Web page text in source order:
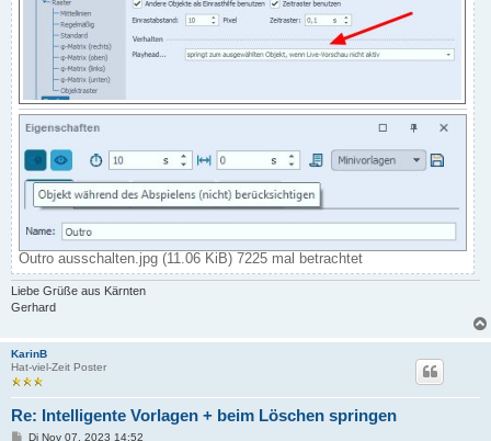
Outro ausschalten.jpg (11.06 KiB) 7225 mal betrachtet
Liebe Grüße aus Kärnten
Gerhard
KarinB
Hat-viel-Zeit Poster
Re: Intelligente Vorlagen + beim Löschen springen
BDi Nov 07, 2023 14:52